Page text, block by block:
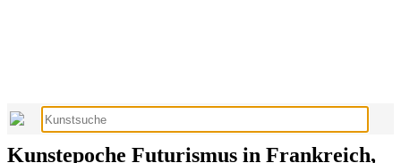
Kunstepoche Futurismus in Frankreich,